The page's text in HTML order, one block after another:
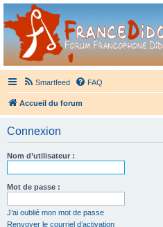
France Didgeridoo
Didgeridoo et Guimbarde sur France
Smartfeed FAQ
Accueil du forum
Connexion
Nom d’utilisateur :
Mot de passe :
J’ai oublié mon mot de passe
Renvoyer le courriel d’activation